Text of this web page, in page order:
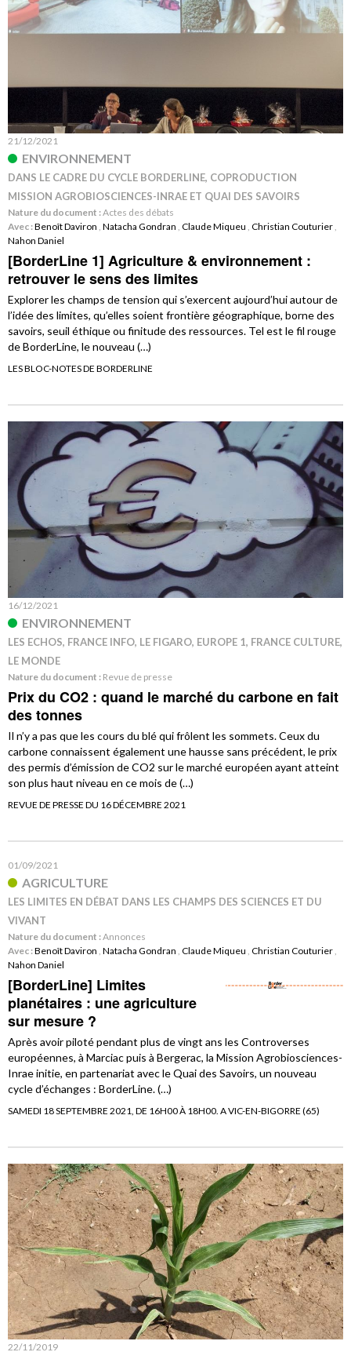
21/12/2021
ENVIRONNEMENT
DANS LE CADRE DU CYCLE BORDERLINE, COPRODUCTION
MISSION AGROBIOSCIENCES-INRAE ET QUAI DES SAVOIRS
Nature du document :Actes des débats
Avec :Benoît Daviron , Natacha Gondran , Claude Miqueu , Christian Couturier ,
Nahon Daniel
[BorderLine 1] Agriculture & environnement :
retrouver le sens des limites
Explorer les champs de tension qui s’exercent aujourd’hui autour de
l’idée des limites, qu’elles soient frontière géographique, borne des
savoirs, seuil éthique ou finitude des ressources. Tel est le fil rouge
de BorderLine, le nouveau (…)
LES BLOC-NOTES DE BORDERLINE
16/12/2021
ENVIRONNEMENT
LES ECHOS, FRANCE INFO, LE FIGARO, EUROPE 1, FRANCE CULTURE,
LE MONDE
Nature du document : Revue de presse
Prix du CO2 : quand le marché du carbone en fait
des tonnes
Il n’y a pas que les cours du blé qui frôlent les sommets. Ceux du
carbone connaissent également une hausse sans précédent, le prix
des permis d’émission de CO2 sur le marché européen ayant atteint
son plus haut niveau en ce mois de (…)
REVUE DE PRESSE DU 16 DÉCEMBRE 2021
01/09/2021
AGRICULTURE
LES LIMITES EN DÉBAT DANS LES CHAMPS DES SCIENCES ET DU
VIVANT
Nature du document :Annonces
Avec :Benoît Daviron Natacha Gondran Claude Miqueu Christian Couturier
Nahon Daniel
[BorderLine] Limites
planétaires : une agriculture
sur mesure ?
Après avoir piloté pendant plus de vingt ans les Controverses
européennes, à Marciac puis à Bergerac, la Mission Agrobiosciences-
Inrae initie, en partenariat avec le Quai des Savoirs, un nouveau
cycle d’échanges : BorderLine. (…)
SAMEDI 18 SEPTEMBRE 2021, DE 16H00 À 18H00. A VIC-EN-BIGORRE (65)
22/11/2019